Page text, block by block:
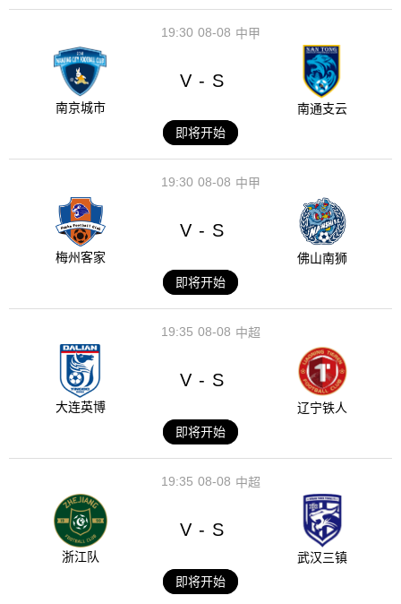
08-08
19:30 中甲
南京城市
V - S
南通支云
即将开始
08-08
19:30 中甲
梅州客家
V - S
佛山南狮
即将开始
08-08
19:35 中超
大连英博
V - S
辽宁铁人
即将开始
08-08
19:35 中超
浙江队
V - S
武汉三镇
即将开始